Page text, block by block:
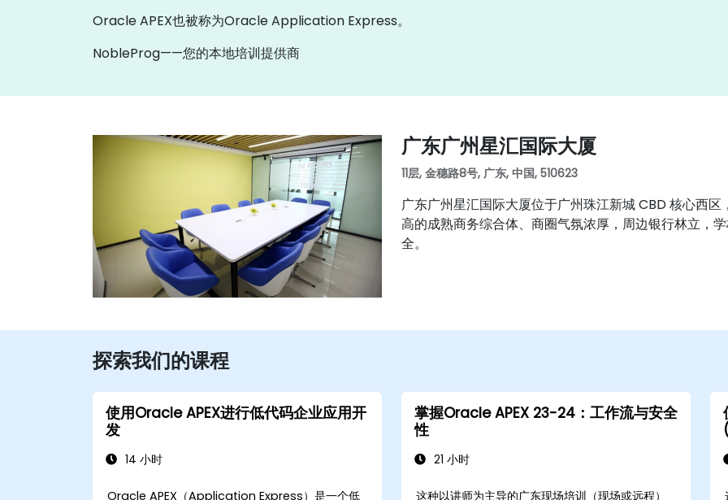
Oracle APEX也被称为Oracle Application Express。
NobleProg——您的本地培训提供商
广东广州星汇国际大厦
11层, 金穗路8号, 广东, 中国, 510623
广东广州星汇国际大厦位于广州珠江新城 CBD 核心西
高的成熟商务综合体、商圈气氛浓厚，周边银行林立，
全。
探索我们的课程
使用Oracle APEX进行低代码企业应用开
发
14 小时
Oracle APEX（Application Express）是一个低
掌握Oracle APEX 23-24：工作流与安全
性
21 小时
这种以讲师为主导的广东现场培训（现场或远程）